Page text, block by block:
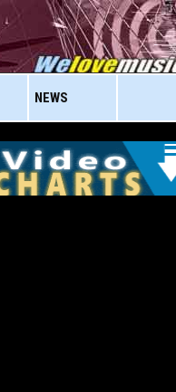
NEWS